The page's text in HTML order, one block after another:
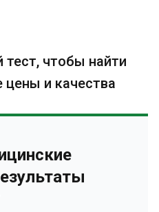
чтобы найти
и качества